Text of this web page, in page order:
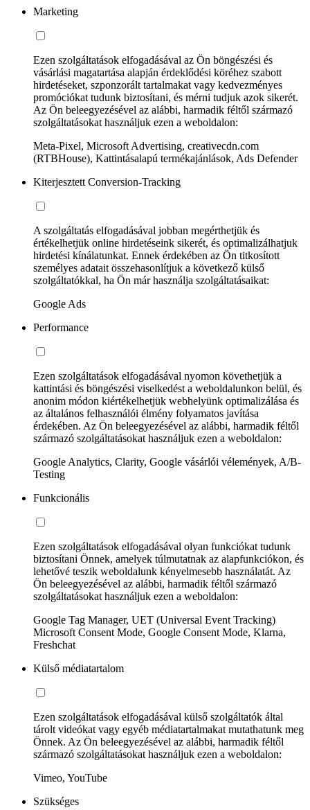
Marketing
Ezen szolgáltatások elfogadásával az Ön böngészési és
vásárlási magatartása alapján érdeklődési köréhez szabott
hirdetéseket, szponzorált tartalmakat vagy kedvezményes
promóciókat tudunk biztosítani, és mérni tudjuk azok sikerét.
Az Ön beleegyezésével az alábbi, harmadik féltől származó
szolgáltatásokat használjuk ezen a weboldalon:
Meta-Pixel, Microsoft Advertising, creativecdn.com
(RTBHouse), Kattintásalapú termékajánlások, Ads Defender
Kiterjesztett Conversion-Tracking
A szolgáltatás elfogadásával jobban megérthetjük és
értékelhetjük online hirdetéseink sikerét, és optimalizálhatjuk
hirdetési kínálatunkat. Ennek érdekében az Ön titkosított
személyes adatait összehasonlítjuk a következő külső
szolgáltatókkal, ha Ön már használja szolgáltatásaikat:
Google Ads
Performance
Ezen szolgáltatások elfogadásával nyomon követhetjük a
kattintási és böngészési viselkedést a weboldalunkon belül, és
anonim módon kiértékelhetjük webhelyünk optimalizálása és
az általános felhasználói élmény folyamatos javítása
érdekében. Az Ön beleegyezésével az alábbi, harmadik féltől
származó szolgáltatásokat használjuk ezen a weboldalon:
Google Analytics, Clarity, Google vásárlói vélemények, A/B-
Testing
Funkcionális
Ezen szolgáltatások elfogadásával olyan funkciókat tudunk
biztosítani Önnek, amelyek túlmutatnak az alapfunkciókon, és
lehetővé teszik weboldalunk kényelmesebb használatát. Az
Ön beleegyezésével az alábbi, harmadik féltől származó
szolgáltatásokat használjuk ezen a weboldalon:
Google Tag Manager, UET (Universal Event Tracking)
Microsoft Consent Mode, Google Consent Mode, Klarna,
Freshchat
Külső médiatartalom
Ezen szolgáltatások elfogadásával külső szolgáltatók által
tárolt videókat vagy egyéb médiatartalmakat mutathatunk meg
Önnek. Az Ön beleegyezésével az alábbi, harmadik féltől
származó szolgáltatásokat használjuk ezen a weboldalon:
Vimeo, YouTube
Szükséges